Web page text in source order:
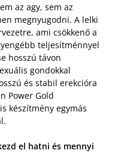
az agy, sem az
megnyugodni. A lelki
ami csökkenő a
teljesítménnyel
hosszú távon
gondokkal
és stabil erekcióra
Power Gold
készítmény egymás
el hatni és mennyi